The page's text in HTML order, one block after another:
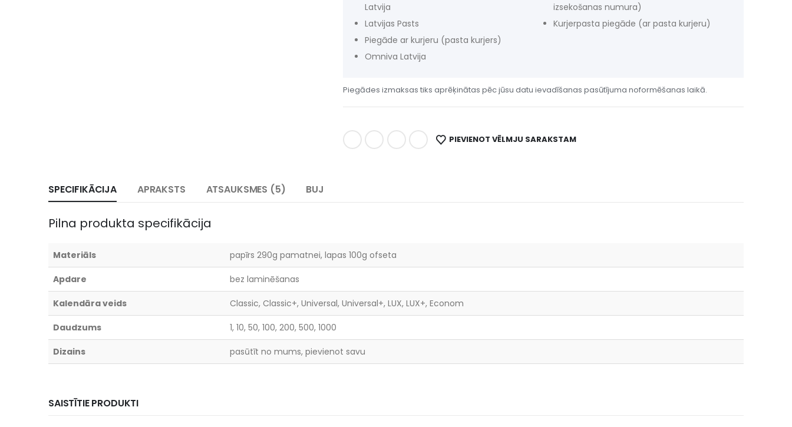
Latvija
Latvijas Pasts
Piegāde ar kurjeru (pasta kurjers)
Omniva Latvija
izsekošanas numura)
Kurjerpasta piegāde (ar pasta kurjeru)
Piegādes izmaksas tiks aprēķinātas pēc jūsu datu ievadīšanas pasūtījuma noformēšanas laikā.
PIEVIENOT VĒLMJU SARAKSTAM
SPECIFIKĀCIJA APRAKSTS ATSAUKSMES (5) BUJ
Pilna produkta specifikācija
Materiāls papīrs 290g pamatnei, lapas 100g ofseta
Apdare bez laminēšanas
Kalendāra veids Classic, Classic+, Universal, Universal+, LUX, LUX+, Econom
Daudzums 1, 10, 50, 100, 200, 500, 1000
Dizains pasūtīt no mums, pievienot savu
SAISTĪTIE PRODUKTI